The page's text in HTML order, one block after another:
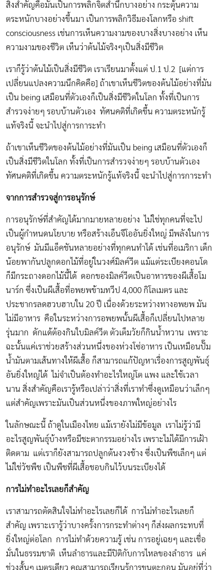
สิ่งสำคัญคือมันเป็นการพลิกจิตสำนึกบางอย่าง กระตุ้นความ
ตระหนักบางอย่างขึ้นมา เป็นการพลิกวิธีมองโลกหรือ shift
consciousness เช่นการเห็นความงามของบางสิ่งบางอย่าง เห็น
ความงามของชีวิต เห็นว่าต้นไม้จริงๆเป็นสิ่งมีชีวิต
เราก็รู้ว่าต้นไม้เป็นสิ่งมีชีวิต เราเรียนมาตั้งแต่ ป.1 ป.2 [แต่การ
เปลี่ยนแปลงความนึกคิดคือ] ถ้าเขาเห็นชีวิตของต้นไม้อย่างที่มัน
เป็น being เสมือนที่ตัวเองก็เป็นสิ่งมีชีวิตในโลก ทั้งที่เป็นการ
สำรวจง่ายๆ รอบบ้านตัวเอง ทัศนคติที่เกิดขึ้น ความตระหนักรู้
แท้จริงนี้ จะนำไปสู่การการะทำ
ถ้าเขาเห็นชีวิตของต้นไม้อย่างที่มันเป็น being เสมือนที่ตัวเองก็
เป็นสิ่งมีชีวิตในโลก ทั้งที่เป็นการสำรวจง่ายๆ รอบบ้านตัวเอง
ทัศนคติที่เกิดขึ้น ความตระหนักรู้แท้จริงนี้ จะนำไปสู่การการะทำ
จากการสำรวจสู่การอนุรักษ์
การอนุรักษ์ที่สำคัญได้มากมายหลายอย่าง ไม่ใช่ทุกคนที่จะไป
เป็นผู้กำหนดนโยบาย หรือสร้างเอ็นจีโออันยิ่งใหญ่ มีพลังในการ
อนุรักษ์ มันมีแอ็คชันหลายอย่างที่ทุกคนทำได้ เช่นที่อเมริกา เด็ก
น้อยพากันปลูกดอกไม้ที่อยู่ในวงศ์มิลค์วีต แม้แต่ระเบียงคอนโด
ก็มีกระถางดอกไม้นี้ได้ ดอกของมิลค์วีตเป็นอาหารของผีเสื้อโม
นาร์ก ซึ่งเป็นผีเสื้อที่อพยพข้ามทวีป 4,000 กิโลเมตร และ
ประชากรลดฮวบฮาบใน 20 ปี เนื่องด้วยระหว่างทางอพยพ มัน
ไม่มีอาหาร คือในระหว่างการอพยพนั้นผีเสื้อก็เปลี่ยนไปหลาย
รุ่นมาก ดักแด้ต้องกินใบมิลค์วีต ตัวเต็มวัยก็กินน้ำหวาน เพราะ
ฉะนั้นแค่เราช่วยสร้างส่วนหนึ่งของห่วงโซ่อาหาร เป็นเหมือนปั๊ม
น้ำมันตามเส้นทางให้ผีเสื้อ ก็สามารถแก้ปัญหาเรื่องการสูญพันธุ์
อันยิ่งใหญ่ได้ ไม่จำเป็นต้องทำอะไรใหญ่โต แพง และใช้เวลา
นาน สิ่งสำคัญคือเรารู้หรือเปล่าว่าสิ่งที่เราทำซึ่งดูเหมือนว่าเล็กๆ
แต่สำคัญเพราะมันเป็นส่วนหนึ่งของภาพใหญ่อย่างไร
ในลักษณะนี้ ถ้าดูในเมืองไทย แม้เรายังไม่มีข้อมูล เราไม่รู้ว่ามี
อะไรสูญพันธุ์บ้างหรือมีชะตากรรมอย่างไร เพราะไม่ได้มีการเฝ้า
ติดตาม แต่เราก็ยังสามารถปลูกต้นงวงช้าง ซึ่งเป็นพืชเล็กๆ แต่
ไม่ใช่วัชพืช เป็นพืชที่ผีเสื้อชอบกินไว้บนระเบียงได้
การไม่ทำอะไรเลยก็สำคัญ
เราสามารถตัดสินใจไม่ทำอะไรเลยก็ได้ การไม่ทำอะไรเลยก็
สำคัญ เพราะเรารู้ว่าบางครั้งการกระทำต่างๆ ก็ส่งผลกระทบที่
ยิ่งใหญ่ต่อโลก การไม่ทำด้วยความรู้ เช่น การอยู่เฉยๆ และเชื่อ
มั่นในธรรมชาติ เห็นลำธารและมีปิติกับการไหลของลำธาร แค่
ช่วงสั้นๆ เมตรเดียว คุณสามารถเรียนรู้การขนตะกอน มันอยู่ที่ว่า